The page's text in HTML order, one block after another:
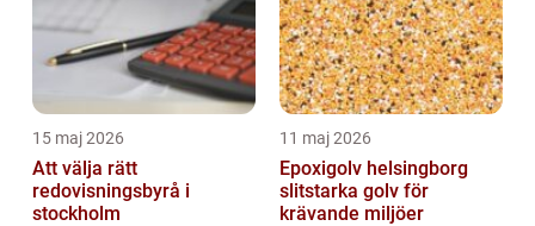
15 maj 2026
Att välja rätt
redovisningsbyrå i
stockholm
11 maj 2026
Epoxigolv helsingborg
slitstarka golv för
krävande miljöer